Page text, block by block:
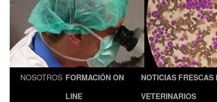
NOSOTROS FORMACIÓN ON
LINE
NOTICIAS FRESCAS
VETERINARIOS